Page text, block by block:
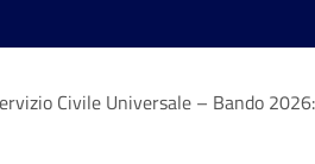
Civile Universale – Bando